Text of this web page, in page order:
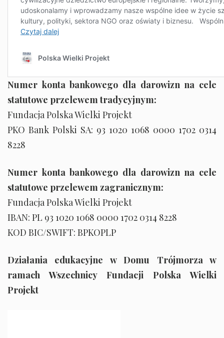
Numer konta bankowego dla darowizn na cele
statutowe przelewem tradycyjnym:
Fundacja Polska Wielki Projekt
PKO Bank Polski SA: 93 1020 1068 0000 1702 0314
8228
Numer konta bankowego dla darowizn na cele
statutowe przelewem zagranicznym:
Fundacja Polska Wielki Projekt
IBAN: PL 93 1020 1068 0000 1702 0314 8228
KOD BIC/SWIFT: BPKOPLP
Działania edukacyjne w Domu Trójmorza w
ramach Wszechnicy Fundacji Polska Wielki
Projekt